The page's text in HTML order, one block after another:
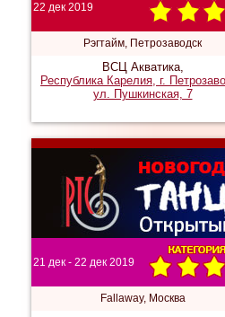
22 дек 2019
Рэгтайм, Петрозаводск
ВСЦ Акватика,
Республика Карелия, г.
ул. Пушкинская, 7
21 дек - 22 дек 2019
Fallaway, Москва